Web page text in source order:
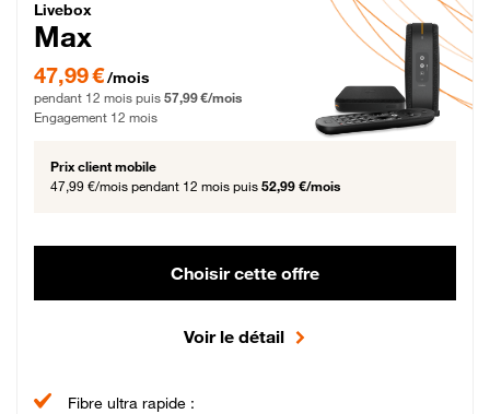
Livebox Max Fibre
Livebox
Max
47,99 € par mois pendant 12 mois puis 57,99 € par mois, Engagement 12 mois
47,99 €/mois
pendant 12 mois puis 57,99 €/mois
Engagement 12 mois
Prix client mobile
47,99 €/mois pendant 12 mois puis 52,99 €/mois
Choisir cette offre
Voir le détail
Fibre ultra rapide :